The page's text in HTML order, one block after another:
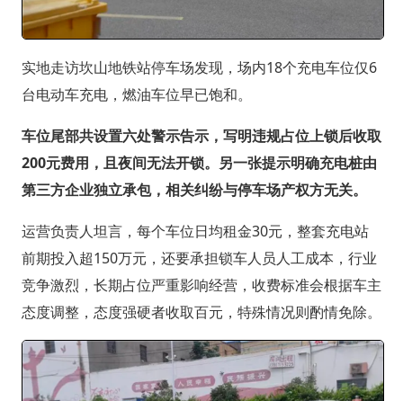
实地走访坎山地铁站停车场发现，场内18个充电车位仅6
台电动车充电，燃油车位早已饱和。
车位尾部共设置六处警示告示，写明违规占位上锁后收取
200元费用，且夜间无法开锁。另一张提示明确充电桩由
第三方企业独立承包，相关纠纷与停车场产权方无关。
运营负责人坦言，每个车位日均租金30元，整套充电站
前期投入超150万元，还要承担锁车人员人工成本，行业
竞争激烈，长期占位严重影响经营，收费标准会根据车主
态度调整，态度强硬者收取百元，特殊情况则酌情免除。